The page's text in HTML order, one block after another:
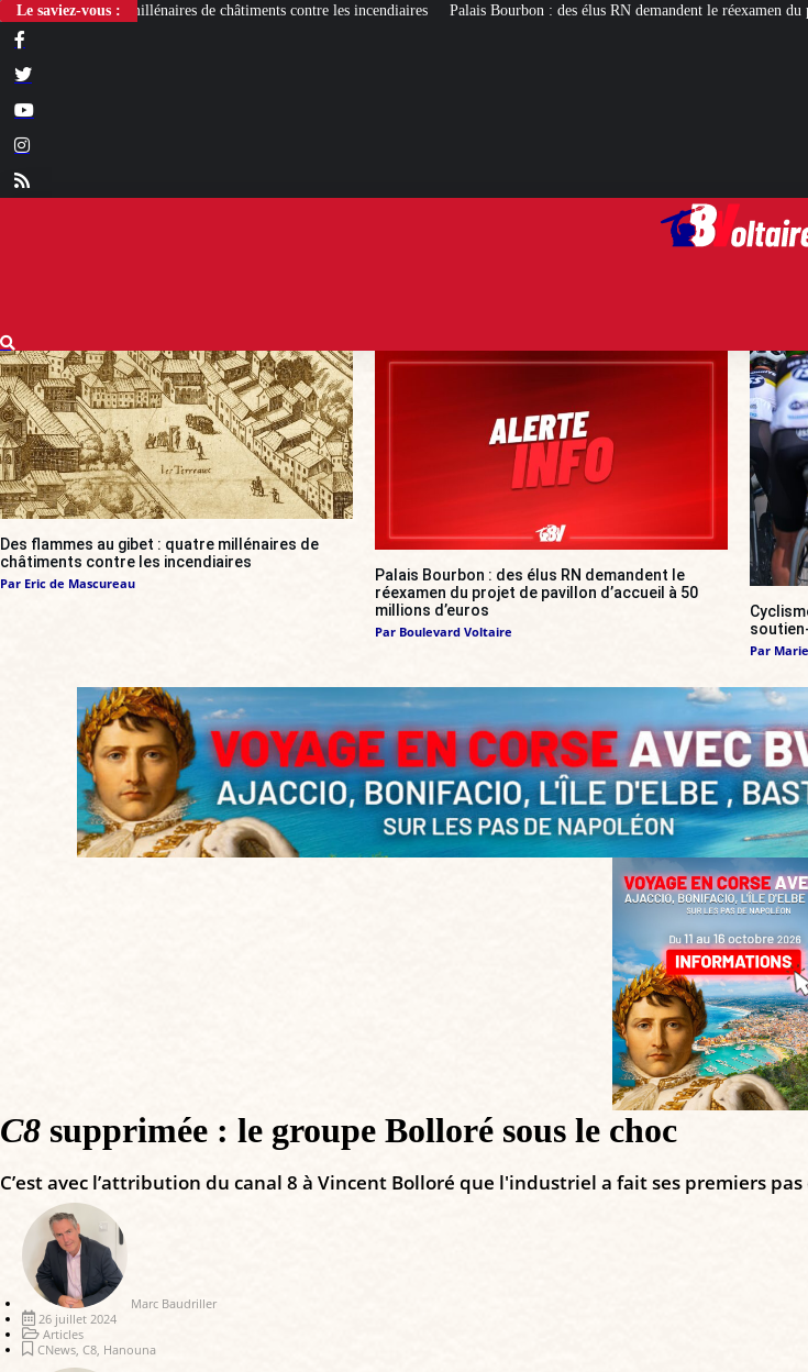
Le saviez-vous :
de châtiments contre les incendiaires Palais Bourbon : des élus RN demandent le réexamen du projet de pavillon d’accueil à
Des flammes au gibet : quatre millénaires de
châtiments contre les incendiaires
Par Eric de Mascureau
Palais Bourbon : des élus RN demandent le
réexamen du projet de pavillon d’accueil à 50
millions d’euros
Par Boulevard Voltaire
Par
C8 supprimée : le groupe Bolloré sous le choc
C’est avec l’attribution du canal 8 à Vincent Bolloré que l'industriel a fait ses premiers
Marc Baudriller
26 juillet 2024
Articles
CNews C8 Hanouna